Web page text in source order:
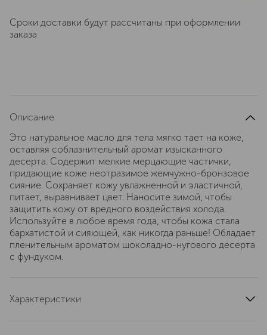
Сроки доставки будут рассчитаны при оформлении
заказа
Описание
Это натуральное масло для тела мягко тает на коже,
оставляя соблазнительный аромат изысканного
десерта. Содержит мелкие мерцающие частички,
придающие коже неотразимое жемчужно-бронзовое
сияние. Сохраняет кожу увлажненной и эластичной,
питает, выравнивает цвет. Наносите зимой, чтобы
защитить кожу от вредного воздействия холода.
Используйте в любое время года, чтобы кожа стала
бархатистой и сияющей, как никогда раньше! Обладает
пленительным ароматом шоколадно-нугового десерта
с фундуком.
Характеристики